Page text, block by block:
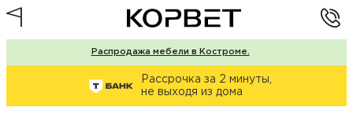
Распродажа мебели в Костроме.
Рассрочка за 2 минуты,
не выходя из дома